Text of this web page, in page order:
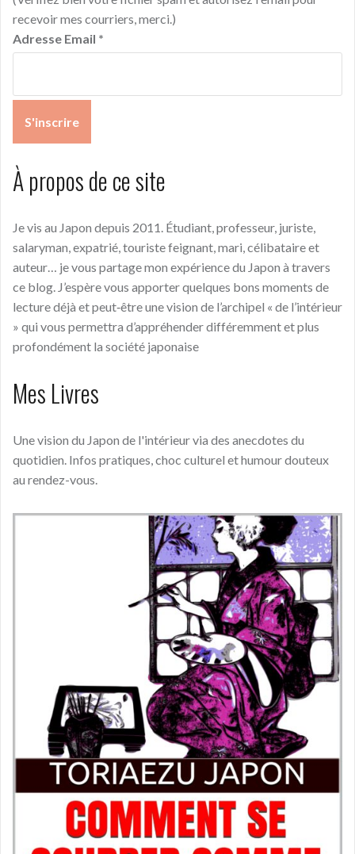
recevoir mes courriers, merci.)
Adresse Email *
À propos de ce site
Je vis au Japon depuis 2011. Étudiant, professeur, juriste,
salaryman, expatrié, touriste feignant, mari, célibataire et
auteur… je vous partage mon expérience du Japon à travers
ce blog. J’espère vous apporter quelques bons moments de
lecture déjà et peut‑être une vision de l’archipel « de l’intérieur
» qui vous permettra d’appréhender différemment et plus
profondément la société japonaise
Mes Livres
Une vision du Japon de l'intérieur via des anecdotes du
quotidien. Infos pratiques, choc culturel et humour douteux
au rendez-vous.